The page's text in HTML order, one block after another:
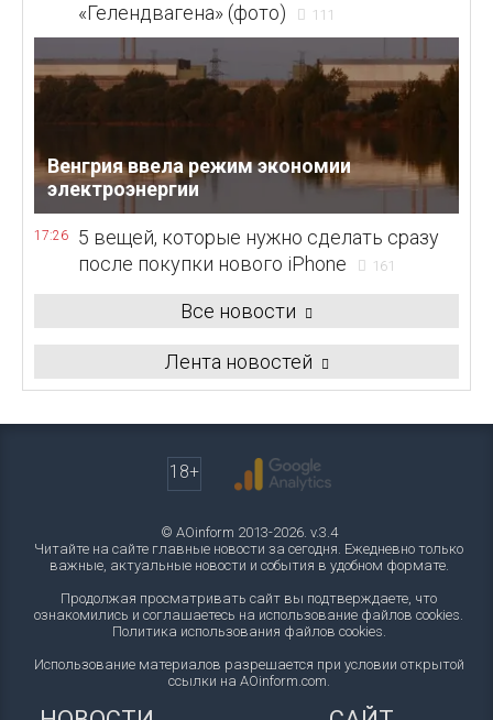
«Гелендвагена» (фото)
111
Венгрия ввела режим экономии
электроэнергии
17:26
5 вещей, которые нужно сделать сразу
после покупки нового iPhone
161
Все новости
Лента новостей
18+
© AOinform 2013-2026. v.3.4
Читайте на сайте главные новости за сегодня. Ежедневно только
важные, актуальные новости и события в удобном формате.
Продолжая просматривать сайт вы подтверждаете, что
ознакомились и соглашаетесь на использование файлов cookies.
Политика использования файлов cookies.
Использование материалов разрешается при условии открытой
ссылки на AOinform.com.